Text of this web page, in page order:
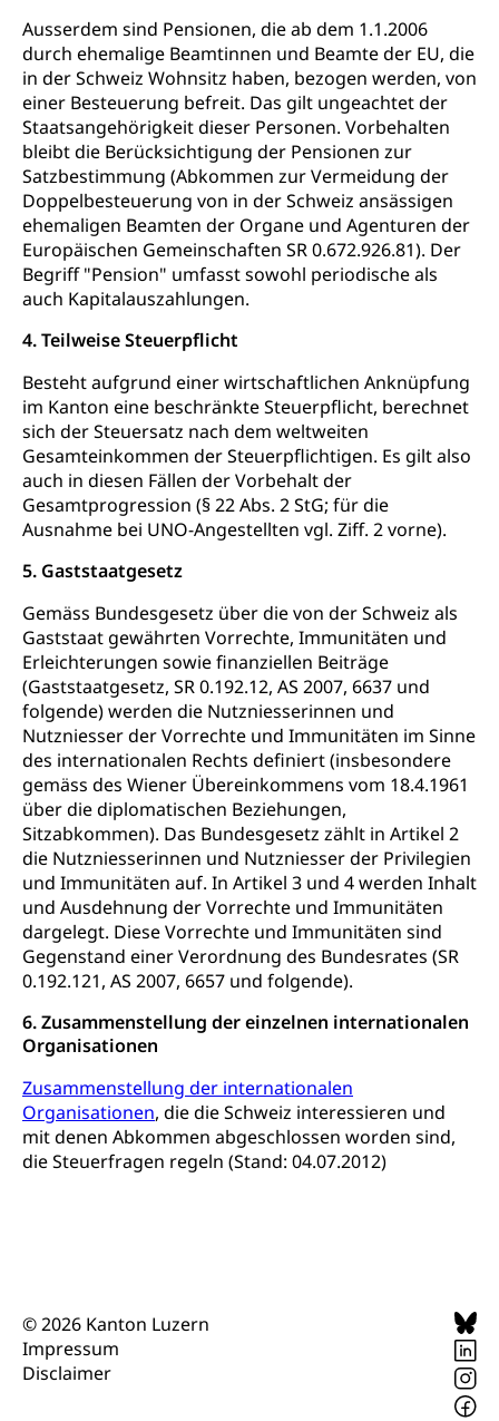
Ausserdem sind Pensionen, die ab dem 1.1.2006
durch ehemalige Beamtinnen und Beamte der EU, die
in der Schweiz Wohnsitz haben, bezogen werden, von
einer Besteuerung befreit. Das gilt ungeachtet der
Staatsangehörigkeit dieser Personen. Vorbehalten
bleibt die Berücksichtigung der Pensionen zur
Satzbestimmung (Abkommen zur Vermeidung der
Doppelbesteuerung von in der Schweiz ansässigen
ehemaligen Beamten der Organe und Agenturen der
Europäischen Gemeinschaften SR 0.672.926.81). Der
Begriff "Pension" umfasst sowohl periodische als
auch Kapitalauszahlungen.
4. Teilweise Steuerpflicht
Besteht aufgrund einer wirtschaftlichen Anknüpfung
im Kanton eine beschränkte Steuerpflicht, berechnet
sich der Steuersatz nach dem weltweiten
Gesamteinkommen der Steuerpflichtigen. Es gilt also
auch in diesen Fällen der Vorbehalt der
Gesamtprogression (§ 22 Abs. 2 StG; für die
Ausnahme bei UNO-Angestellten vgl. Ziff. 2 vorne).
5. Gaststaatgesetz
Gemäss Bundesgesetz über die von der Schweiz als
Gaststaat gewährten Vorrechte, Immunitäten und
Erleichterungen sowie finanziellen Beiträge
(Gaststaatgesetz, SR 0.192.12, AS 2007, 6637 und
folgende) werden die Nutzniesserinnen und
Nutzniesser der Vorrechte und Immunitäten im Sinne
des internationalen Rechts definiert (insbesondere
gemäss des Wiener Übereinkommens vom 18.4.1961
über die diplomatischen Beziehungen,
Sitzabkommen). Das Bundesgesetz zählt in Artikel 2
die Nutzniesserinnen und Nutzniesser der Privilegien
und Immunitäten auf. In Artikel 3 und 4 werden Inhalt
und Ausdehnung der Vorrechte und Immunitäten
dargelegt. Diese Vorrechte und Immunitäten sind
Gegenstand einer Verordnung des Bundesrates (SR
0.192.121, AS 2007, 6657 und folgende).
6. Zusammenstellung der einzelnen internationalen
Organisationen
Zusammenstellung der internationalen
Organisationen, die die Schweiz interessieren und
mit denen Abkommen abgeschlossen worden sind,
die Steuerfragen regeln (Stand: 04.07.2012)
© 2026 Kanton Luzern
Impressum
Disclaimer
Zivilschutz
Staat und Recht
Gleichstellung von Frau und Mann
Diskriminierung, Gleichstellungsbüro, Mobbing
Gleichstellung aller Geschlechter und
Lebensformen
Gleichstellung Menschen mit
Behinderungen
Schlichtungsbehörde Gleichstellung
Zivilverfahren
Zivilrecht, Zivilrechtspflege, Gerichtsverfahren
Bezirksgerichte: Aufgaben und Verfahren
Kosten im Zivilprozess
Betreibung und Konkurs
Bankrott, Schulden, Zahlungsunfähigkeit, Pfändung
Schulden (gruezi.lu.ch)
Betreibungsämter
Betreibungsverfahren
Konkursämter
Demokratie
Regierungsform, Stimm- und Wahlrecht,
Stimmrecht, Abstimmungen, Wahlen, politische
Parteien, Grundfreiheiten, Pluralismus
Volksrechte
Kantonale Steuern
Finanzausgleich, Einkommenssteuer, Kopfsteuer,
Personalsteuer, Haushaltssteuer, Vermögenssteuer,
Verrechnungssteuer, Quellensteuer,
Grundstückgewinnsteuer, Liegenschaftssteuer,
Handänderungssteuer, Grundsteuer, Kirchensteuer,
Gewerbesteuer, Vergnügungssteuer,
Reklameplakatsteuer, Verkehrssteuer,
Erbschaftssteuer, Schenkungssteuer, Gewinn- und
Kapitalsteuer
Steuern (Dienststelle)
Ombudsstellen
Vermittler, Vermittlungsstelle, Schlichtungsstelle,
Vermittlung, Schlichtung, Mediation
Umgang mit Beschwerden (Volksschulen)
Beschwerde Strassenverkehrsamt
Beschwerdestelle Spitäler
Schlichtungsstelle SEG
Rassismus
Diskriminierung, Fremdenfeindlichkeit,
Gleichberechtigung
Anlaufstelle Schutz vor Diskriminierung
(fabia)
Schutz vor Diskriminierung
Strafregister und Strafverfahren
Strafrecht, Strafrechtspflege, Gerichtsverfahren,
Strafregistereintrag, Strafregisterauszug,
Strafverfahren Staatsanwaltschaft
Strafregisterauszug bestellen (EJPD)
Vormundschaft
Vormund, Amtsvormund, Mündel,
Vormundschaftsbehörde, Kindesschutz,
Abfall
Abfallentsorgung, Kehrichtabfuhr, Müllabfuhr